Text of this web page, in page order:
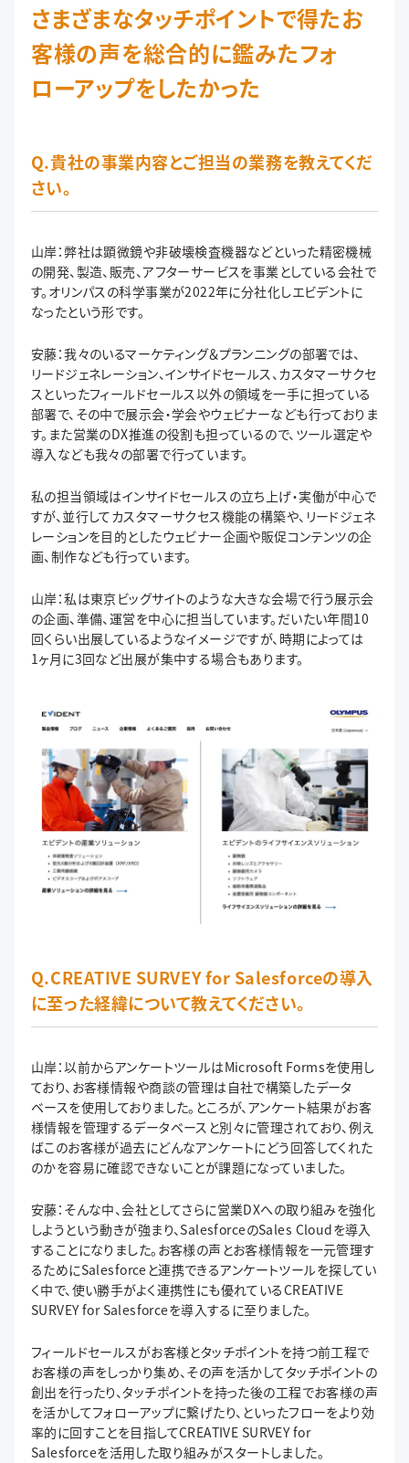
さまざまなタッチポイントで得たお
客様の声を総合的に鑑みたフォ
ローアップをしたかった
Q.貴社の事業内容とご担当の業務を教えてくだ
さい。
山岸：弊社は顕微鏡や非破壊検査機器などといった精密機械
の開発、製造、販売、アフターサービスを事業としている会社で
す。オリンパスの科学事業が2022年に分社化しエビデントに
なったという形です。
安藤：我々のいるマーケティング＆プランニングの部署では、
リードジェネレーション、インサイドセールス、カスタマーサクセ
スといったフィールドセールス以外の領域を一手に担っている
部署で、その中で展示会・学会やウェビナーなども行っておりま
す。また営業のDX推進の役割も担っているので、ツール選定や
導入なども我々の部署で行っています。
私の担当領域はインサイドセールスの立ち上げ・実働が中心で
すが、並行してカスタマーサクセス機能の構築や、リードジェネ
レーションを目的としたウェビナー企画や販促コンテンツの企
画、制作なども行っています。
山岸：私は東京ビッグサイトのような大きな会場で行う展示会
の企画、準備、運営を中心に担当しています。だいたい年間10
回くらい出展しているようなイメージですが、時期によっては
1ヶ月に3回など出展が集中する場合もあります。
Q.CREATIVE SURVEY for Salesforceの導入
に至った経緯について教えてください。
山岸：以前からアンケートツールはMicrosoft Formsを使用し
ており、お客様情報や商談の管理は自社で構築したデータ
ベースを使用しておりました。ところが、アンケート結果がお客
様情報を管理するデータベースと別々に管理されており、例え
ばこのお客様が過去にどんなアンケートにどう回答してくれた
のかを容易に確認できないことが課題になっていました。
安藤：そんな中、会社としてさらに営業DXへの取り組みを強化
しようという動きが強まり、SalesforceのSales Cloudを導入
することになりました。お客様の声とお客様情報を一元管理す
るためにSalesforceと連携できるアンケートツールを探してい
く中で、使い勝手がよく連携性にも優れているCREATIVE
SURVEY for Salesforceを導入するに至りました。
フィールドセールスがお客様とタッチポイントを持つ前工程で
お客様の声をしっかり集め、その声を活かしてタッチポイントの
創出を行ったり、タッチポイントを持った後の工程でお客様の声
を活かしてフォローアップに繋げたり、といったフローをより効
率的に回すことを目指してCREATIVE SURVEY for
Salesforceを活用した取り組みがスタートしました。